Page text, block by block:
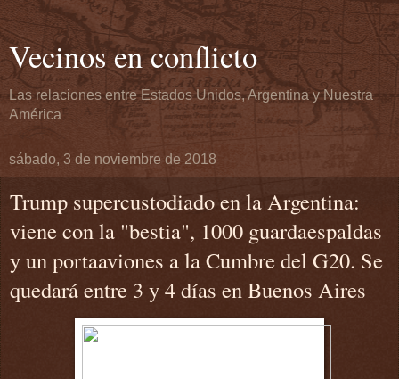
Vecinos en conflicto
Las relaciones entre Estados Unidos, Argentina y Nuestra
América
sábado, 3 de noviembre de 2018
Trump supercustodiado en la Argentina:
viene con la "bestia", 1000 guardaespaldas
y un portaaviones a la Cumbre del G20. Se
quedará entre 3 y 4 días en Buenos Aires